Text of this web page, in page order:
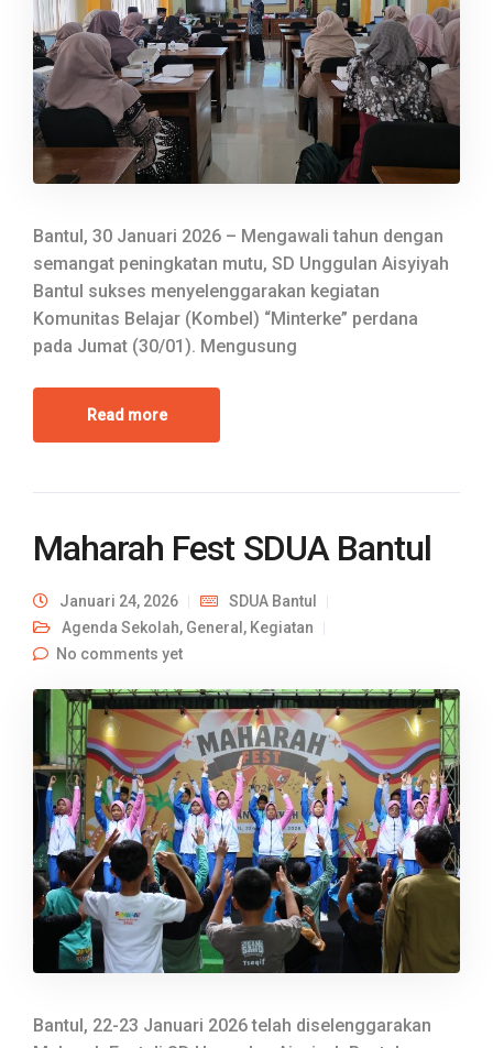
Bantul, 30 Januari 2026 – Mengawali tahun dengan
semangat peningkatan mutu, SD Unggulan Aisyiyah
Bantul sukses menyelenggarakan kegiatan
Komunitas Belajar (Kombel) “Minterke” perdana
pada Jumat (30/01). Mengusung
Read more
Maharah Fest SDUA Bantul
Januari 24, 2026
SDUA Bantul
Agenda Sekolah, General , Kegiatan
No comments yet
Bantul, 22-23 Januari 2026 telah diselenggarakan